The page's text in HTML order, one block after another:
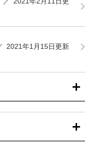
2021年1月15日更新